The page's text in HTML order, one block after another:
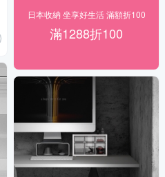
日本收納 坐享好生活 滿額折100
滿1288折100